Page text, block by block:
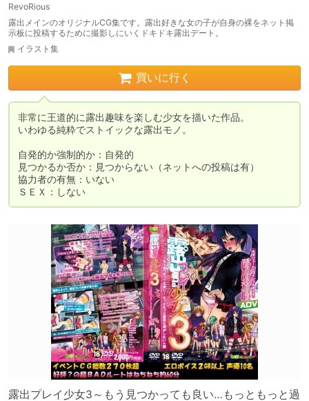
RevoRious
露出メインのオリジナルCG集です。露出好きな女の子が自身の裸をネット掲
示板に投稿するために撮影しにいくドキドキ露出デート。
イラスト集
買いに行く
非常に王道的に露出趣味を楽しむ少女を描いた作品。
いわゆる純粋でストイックな露出モノ。
自発的か強制的か：自発的
見つかるか否か：見つからない（ネットへの投稿は有）
協力者の有無：いない
ＳＥＸ：しない
露出プレイ少女3～もう見つかっても良い…もっともっと過